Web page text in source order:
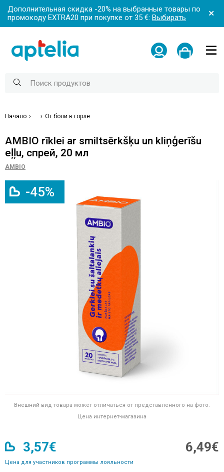
Дополнительная скидка -20% на выбранные товары по
промокоду EXTRA20 при покупке от 35 €: Выбирать
Начало От боли в горле
AMBIO rīklei ar smiltsērkšķu un kliņģerīšu
eļļu, спрей, 20 мл
AMBIO
-45%
Внешний вид товара может отличаться от представленного на фото.
Цена интернет-магазина
3,57€
Цена для участников программы лояльности
6,49€